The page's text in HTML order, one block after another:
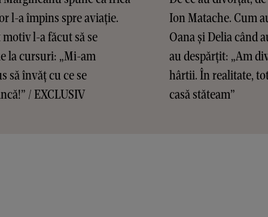
l-a împins spre aviație.
motiv l-a făcut să se
la cursuri: „Mi-am
să învăț cu ce se
/ EXCLUSIV
Ion Matache. Cum
Oana și Delia când
au despărțit: „Am
hârtii. În realitate,
casă stăteam”